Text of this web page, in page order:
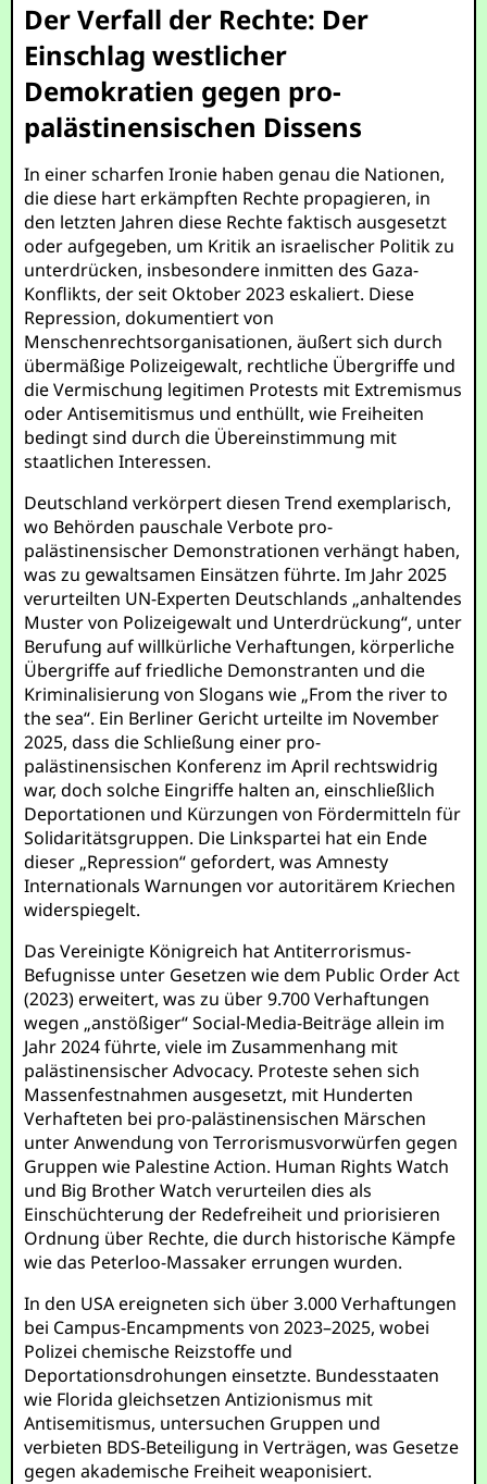
Der Verfall der Rechte: Der
Einschlag westlicher
Demokratien gegen pro-
palästinensischen Dissens
In einer scharfen Ironie haben genau die Nationen,
die diese hart erkämpften Rechte propagieren, in
den letzten Jahren diese Rechte faktisch ausgesetzt
oder aufgegeben, um Kritik an israelischer Politik zu
unterdrücken, insbesondere inmitten des Gaza-
Konflikts, der seit Oktober 2023 eskaliert. Diese
Repression, dokumentiert von
Menschenrechtsorganisationen, äußert sich durch
übermäßige Polizeigewalt, rechtliche Übergriffe und
die Vermischung legitimen Protests mit Extremismus
oder Antisemitismus und enthüllt, wie Freiheiten
bedingt sind durch die Übereinstimmung mit
staatlichen Interessen.
Deutschland verkörpert diesen Trend exemplarisch,
wo Behörden pauschale Verbote pro-
palästinensischer Demonstrationen verhängt haben,
was zu gewaltsamen Einsätzen führte. Im Jahr 2025
verurteilten UN-Experten Deutschlands „anhaltendes
Muster von Polizeigewalt und Unterdrückung“, unter
Berufung auf willkürliche Verhaftungen, körperliche
Übergriffe auf friedliche Demonstranten und die
Kriminalisierung von Slogans wie „From the river to
the sea“. Ein Berliner Gericht urteilte im November
2025, dass die Schließung einer pro-
palästinensischen Konferenz im April rechtswidrig
war, doch solche Eingriffe halten an, einschließlich
Deportationen und Kürzungen von Fördermitteln für
Solidaritätsgruppen. Die Linkspartei hat ein Ende
dieser „Repression“ gefordert, was Amnesty
Internationals Warnungen vor autoritärem Kriechen
widerspiegelt.
Das Vereinigte Königreich hat Antiterrorismus-
Befugnisse unter Gesetzen wie dem Public Order Act
(2023) erweitert, was zu über 9.700 Verhaftungen
wegen „anstößiger“ Social-Media-Beiträge allein im
Jahr 2024 führte, viele im Zusammenhang mit
palästinensischer Advocacy. Proteste sehen sich
Massenfestnahmen ausgesetzt, mit Hunderten
Verhafteten bei pro-palästinensischen Märschen
unter Anwendung von Terrorismusvorwürfen gegen
Gruppen wie Palestine Action. Human Rights Watch
und Big Brother Watch verurteilen dies als
Einschüchterung der Redefreiheit und priorisieren
Ordnung über Rechte, die durch historische Kämpfe
wie das Peterloo-Massaker errungen wurden.
In den USA ereigneten sich über 3.000 Verhaftungen
bei Campus-Encampments von 2023–2025, wobei
Polizei chemische Reizstoffe und
Deportationsdrohungen einsetzte. Bundesstaaten
wie Florida gleichsetzen Antizionismus mit
Antisemitismus, untersuchen Gruppen und
verbieten BDS-Beteiligung in Verträgen, was Gesetze
gegen akademische Freiheit weaponisiert.